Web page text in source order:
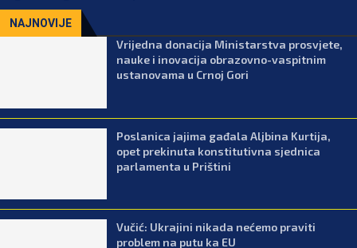
NAJNOVIJE
Vrijedna donacija Ministarstva prosvjete,
nauke i inovacija obrazovno-vaspitnim
ustanovama u Crnoj Gori
Poslanica jajima gađala Aljbina Kurtija,
opet prekinuta konstitutivna sjednica
parlamenta u Prištini
Vučić: Ukrajini nikada nećemo praviti
problem na putu ka EU